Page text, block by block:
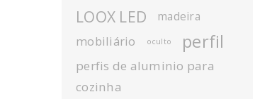
LOOX LED madeira
mobiliário oculto perfil
perfis de aluminio para
cozinha